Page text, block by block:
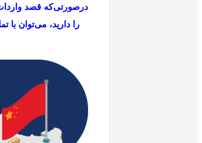
درصورتی‌که قصد